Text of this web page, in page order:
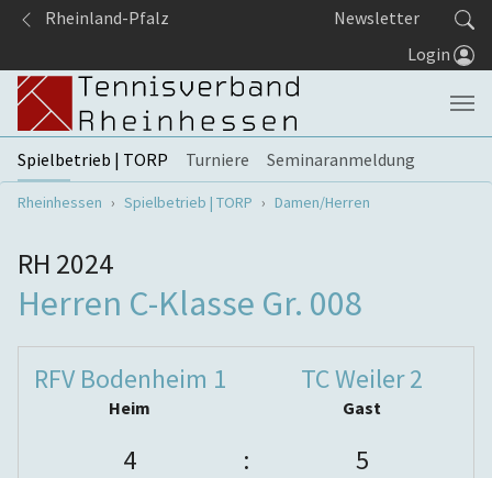
Springe zum Seiteninhalt
Rheinland-Pfalz
Newsletter
Login
Spielbetrieb | TORP Turniere
Seminaranmeldung
Sie sind hier:
Rheinhessen Spielbetrieb | TORP Damen/Herren
RH 2024
Herren C-Klasse Gr. 008
RFV Bodenheim 1
Heim
TC Weiler 2
Gast
4 : 5